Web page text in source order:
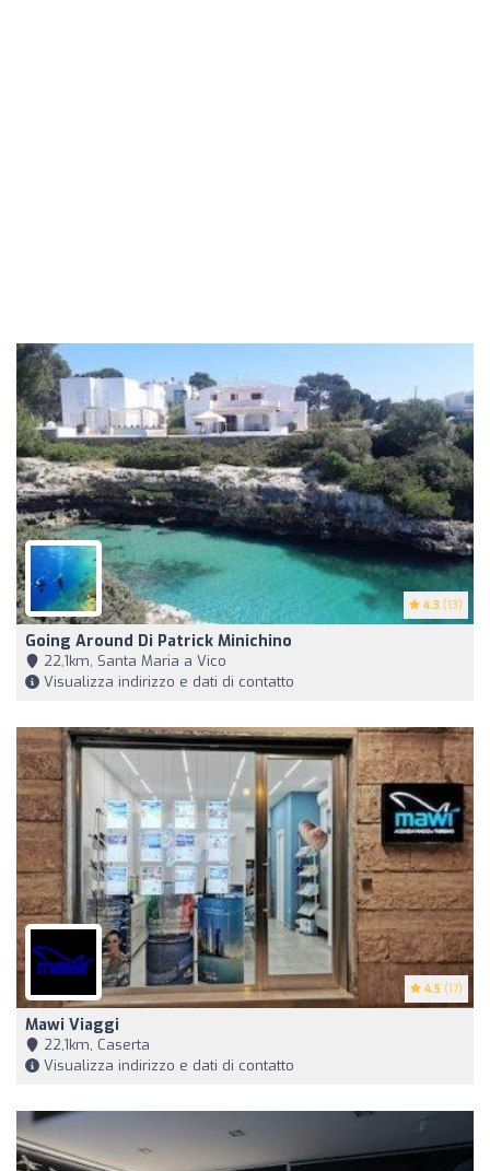
4.3 (13)
Going Around Di Patrick Minichino
22,1km, Santa Maria a Vico
Visualizza indirizzo e dati di contatto
4.5 (17)
Mawi Viaggi
22,1km, Caserta
Visualizza indirizzo e dati di contatto